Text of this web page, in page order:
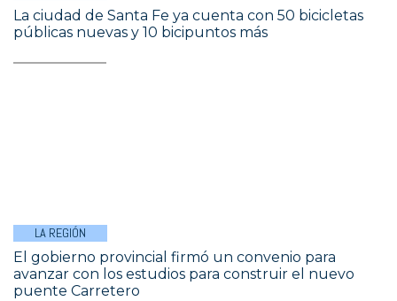
La ciudad de Santa Fe ya cuenta con 50 bicicletas
públicas nuevas y 10 bicipuntos más
LA REGIÓN
El gobierno provincial firmó un convenio para
avanzar con los estudios para construir el nuevo
puente Carretero